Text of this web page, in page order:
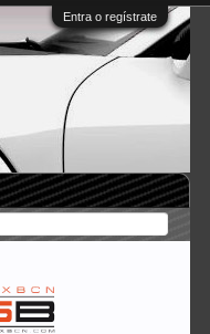
Entra o regístrate